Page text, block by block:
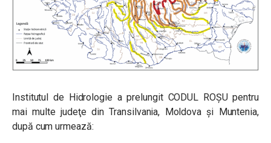
Institutul de Hidrologie a prelungit CODUL ROȘU pentru
mai multe judeţe din Transilvania, Moldova şi Muntenia,
după cum urmează: